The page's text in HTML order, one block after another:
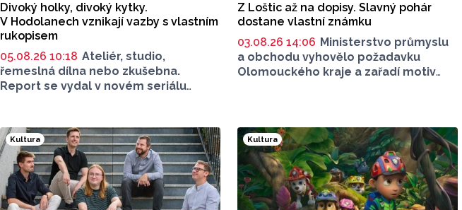
Divoký holky, divoký kytky.
V Hodolanech vznikají vazby s vlastním
rukopisem
05.08.26 10:18 Ateliér, studio,
řemeslná dílna nebo zkušebna.
Report se vydal v novém seriálu
Na jedné zahradě v Hodolanech
vznikají květinové vazby floristek
se značkou Divoký.
Z Loštic až na dopisy. Slavný pohár
dostane vlastní známku
03.08.26 14:06 Ministerstvo průmyslu
a obchodu vyhovělo požadavku
Olomouckého kraje a zařadí motiv
vyráběla se od konce 14. zhruba
do poloviny 16. století.
Kultura Kultura